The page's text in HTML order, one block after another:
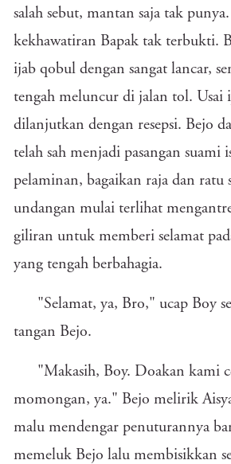
salah sebut, mantan saja tak
kekhawatiran Bapak tak terbukti.
ijab qobul dengan sangat lancar,
tengah meluncur di jalan tol. Usai
dilanjutkan dengan resepsi. Bejo
telah sah menjadi pasangan suami
pelaminan, bagaikan raja dan ratu
undangan mulai terlihat
giliran untuk memberi selamat
yang tengah berbahagia.
"Selamat, ya, Bro," ucap Boy
tangan Bejo.
"Makasih, Boy. Doakan kami
momongan, ya." Bejo melirik
malu mendengar penuturannya
memeluk Bejo lalu membisikkan